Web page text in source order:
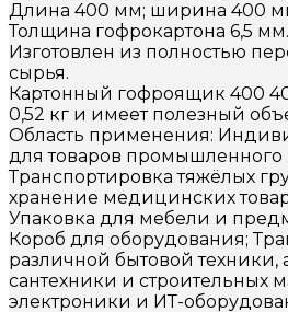
Длина 400 мм; ширина 400
Толщина гофрокартона 6,5 мм.
Изготовлен из полностью
сырья.
Картонный гофроящик 400
0,52 кг и имеет полезный
Область применения:
для товаров промышленного
Транспортировка тяжёлых
хранение медицинских
Упаковка для мебели и
Короб для оборудования;
различной бытовой техники,
сантехники и строительных
электроники и ИТ-